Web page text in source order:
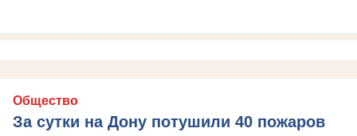
Общество
За сутки на Дону потушили 40 пожаров